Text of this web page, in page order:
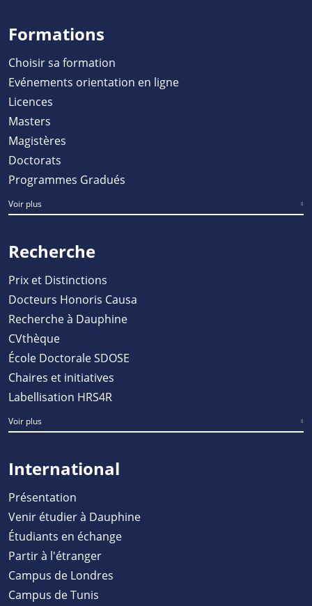
Formations
Choisir sa formation
Evénements orientation en ligne
Licences
Masters
Magistères
Doctorats
Programmes Gradués
Voir plus
Recherche
Prix et Distinctions
Docteurs Honoris Causa
Recherche à Dauphine
CVthèque
École Doctorale SDOSE
Chaires et initiatives
Labellisation HRS4R
Voir plus
International
Présentation
Venir étudier à Dauphine
Étudiants en échange
Partir à l'étranger
Campus de Londres
Campus de Tunis